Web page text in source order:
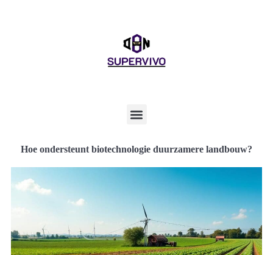
Hoe ondersteunt biotechnologie duurzamere landbouw?